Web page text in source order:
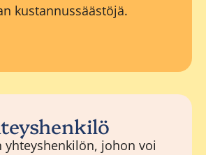
kustannussäästöjä.
yhteyshenkilön, johon voi